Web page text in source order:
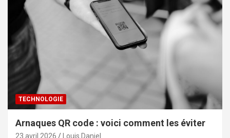
TECHNOLOGIE
Arnaques QR code : voici comment les éviter
23 avril 2026 Louis Daniel